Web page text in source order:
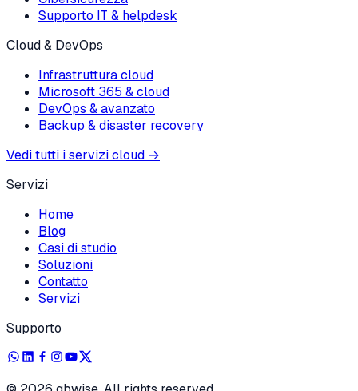
Supporto IT & helpdesk
Cloud & DevOps
Infrastruttura cloud
Microsoft 365 & cloud
DevOps & avanzato
Backup & disaster recovery
Vedi tutti i servizi cloud →
Servizi
Home
Blog
Casi di studio
Soluzioni
Contatto
Servizi
Supporto